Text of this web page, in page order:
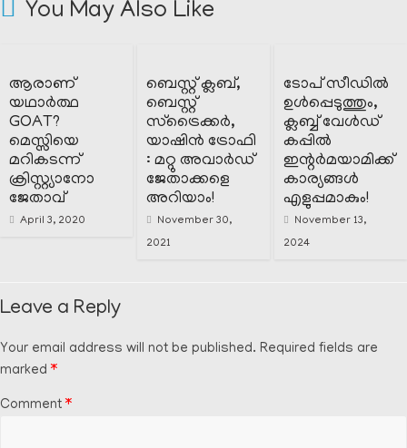
You May Also Like
ആരാണ്
യഥാർത്ഥ
GOAT?
മെസ്സിയെ
മറികടന്ന്
ക്രിസ്റ്റ്യാനോ
ജേതാവ്
April 3, 2020
ബെസ്റ്റ് ക്ലബ്‌,
ബെസ്റ്റ്
സ്ട്രൈക്കർ,
യാഷിൻ ട്രോഫി
: മറ്റു അവാർഡ്
ജേതാക്കളെ
അറിയാം!
November 30,
2021
ടോപ് സീഡിൽ
ഉൾപ്പെടുത്തും,
ക്ലബ്ബ് വേൾഡ്
കപ്പിൽ
ഇന്റർമയാമിക്ക്
കാര്യങ്ങൾ
എളുപ്പമാകും!
November 13,
2024
Leave a Reply
Your email address will not be published. Required fields are
marked *
Comment *